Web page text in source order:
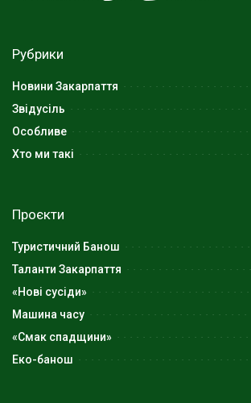
Рубрики
Новини Закарпаття
Звідусіль
Особливе
Хто ми такі
Проєкти
Туристичний Банош
Таланти Закарпаття
«Нові сусіди»
Машина часу
«Смак спадщини»
Еко-банош